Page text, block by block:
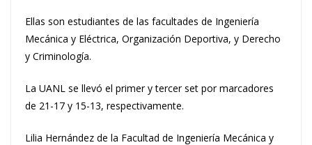
Ellas son estudiantes de las facultades de Ingeniería
Mecánica y Eléctrica, Organización Deportiva, y Derecho
y Criminología.
La UANL se llevó el primer y tercer set por marcadores
de 21-17 y 15-13, respectivamente.
Lilia Hernández de la Facultad de Ingeniería Mecánica y